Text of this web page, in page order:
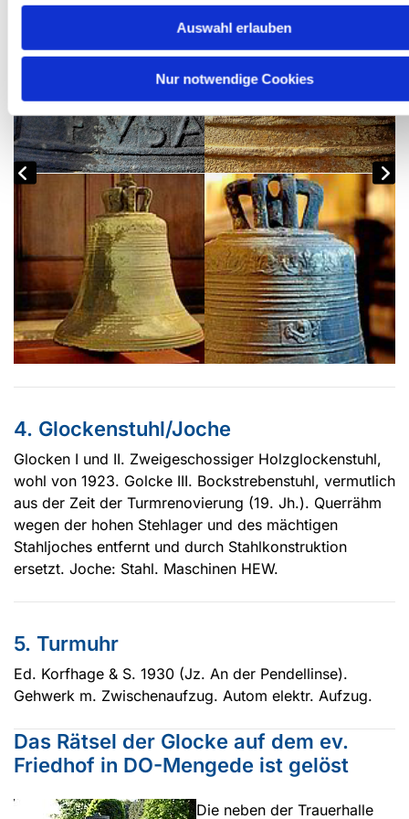
Auswahl erlauben
Nur notwendige Cookies
4. Glockenstuhl/Joche
Glocken I und II. Zweigeschossiger Holzglockenstuhl,
wohl von 1923. Golcke III. Bockstrebenstuhl, vermutlich
aus der Zeit der Turmrenovierung (19. Jh.). Querrähm
wegen der hohen Stehlager und des mächtigen
Stahljoches entfernt und durch Stahlkonstruktion
ersetzt. Joche: Stahl. Maschinen HEW.
5. Turmuhr
Ed. Korfhage & S. 1930 (Jz. An der Pendellinse).
Gehwerk m. Zwischenaufzug. Autom elektr. Aufzug.
Das Rätsel der Glocke auf dem ev.
Friedhof in DO-Mengede ist gelöst
Die neben der Trauerhalle